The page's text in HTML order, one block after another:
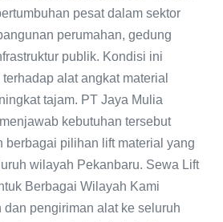
pesat dalam sektor
perumahan, gedung
publik. Kondisi ini
alat angkat material
tajam. PT Jaya Mulia
kebutuhan tersebut
berbagai pilihan lift material yang
wilayah Pekanbaru. Sewa Lift
Berbagai Wilayah Kami
pengiriman alat ke seluruh